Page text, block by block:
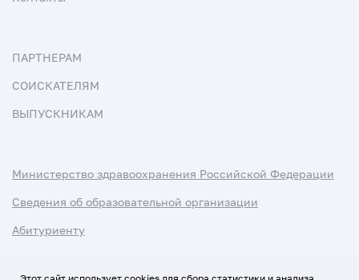
ПАРТНЕРАМ
СОИСКАТЕЛЯМ
ВЫПУСКНИКАМ
Министерство здравоохранения Российской Федерации
Сведения об образовательной организации
Абитуриенту